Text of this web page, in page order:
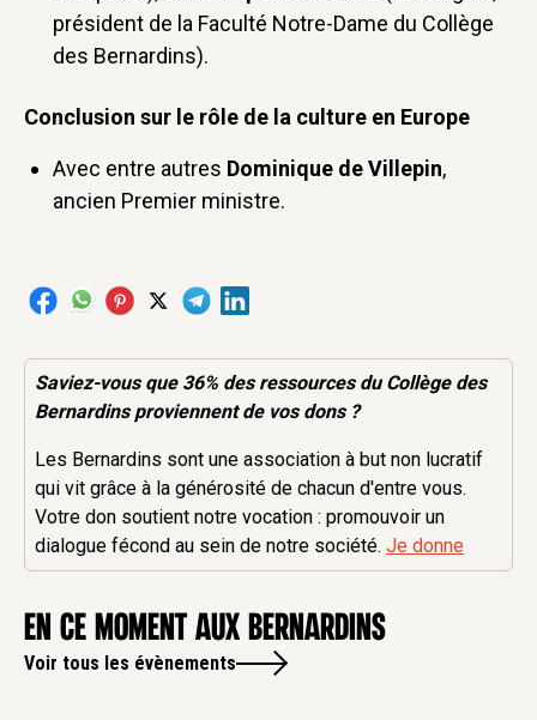
président de la Faculté Notre-Dame du Collège
des Bernardins).
Conclusion sur le rôle de la culture en Europe
Avec entre autres Dominique de Villepin,
ancien Premier ministre.
Saviez-vous que 36% desressourcesdu Collège des
Bernardins proviennent de vos dons ?
Les Bernardins sont une association à but non lucratif
qui vit grâce à la générosité de chacun d'entre vous.
Votre don soutient notre vocation : promouvoir un
dialogue fécond au sein de notre société.Je donne
en ce moment aux Bernardins
Voir tous les évènements